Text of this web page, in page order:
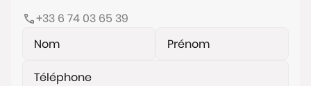
+33 6 74 03 65 39